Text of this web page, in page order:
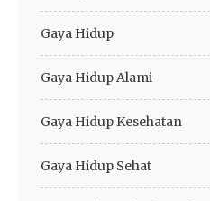
Gaya Hidup
Gaya Hidup Alami
Gaya Hidup Kesehatan
Gaya Hidup Sehat